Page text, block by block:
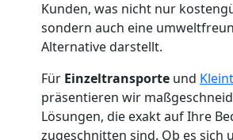
Kunden, was nicht nur
sondern auch eine
Alternative darstellt.
Für Einzeltransporte und
präsentieren wir
Lösungen, die exakt auf Ihre
zugeschnitten sind. Ob es sich